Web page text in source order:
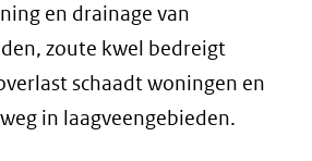
en drainage van
zoute kwel bedreigt
schaadt woningen en
in laagveengebieden.